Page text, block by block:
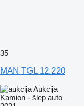
35
MAN TGL 12.220
Aukcija
Kamion - šlep auto